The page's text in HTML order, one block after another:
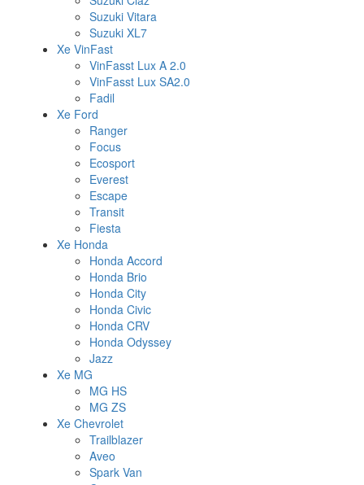
Suzuki Vitara
Suzuki XL7
Xe VinFast
VinFasst Lux A 2.0
VinFasst Lux SA2.0
Fadil
Xe Ford
Ranger
Focus
Ecosport
Everest
Escape
Transit
Fiesta
Xe Honda
Honda Accord
Honda Brio
Honda City
Honda Civic
Honda CRV
Honda Odyssey
Jazz
Xe MG
MG HS
MG ZS
Xe Chevrolet
Trailblazer
Aveo
Spark Van